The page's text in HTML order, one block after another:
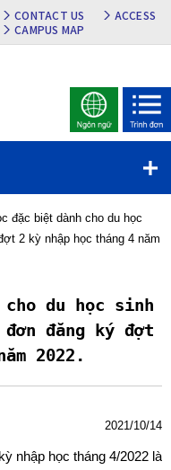
CONTACT US
ACCESS
CAMPUS MAP
đặc biệt dành cho du học
2 kỳ nhập học tháng 4 năm
du học sinh
đăng ký đợt
2022.
2021/10/14
nhập học tháng 4/2022 là